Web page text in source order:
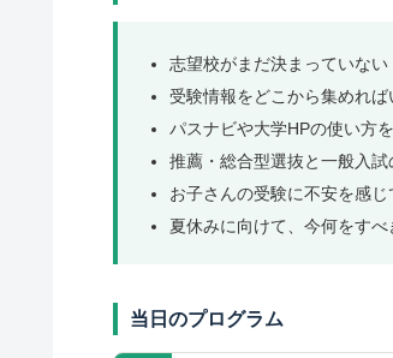
志望校がまだ決まっていな
受験情報をどこから集めれ
パスナビや大学HPの使い方
推薦・総合型選抜と一般入
お子さんの受験に不安を感
夏休みに向けて、今何をす
当日のプログラム